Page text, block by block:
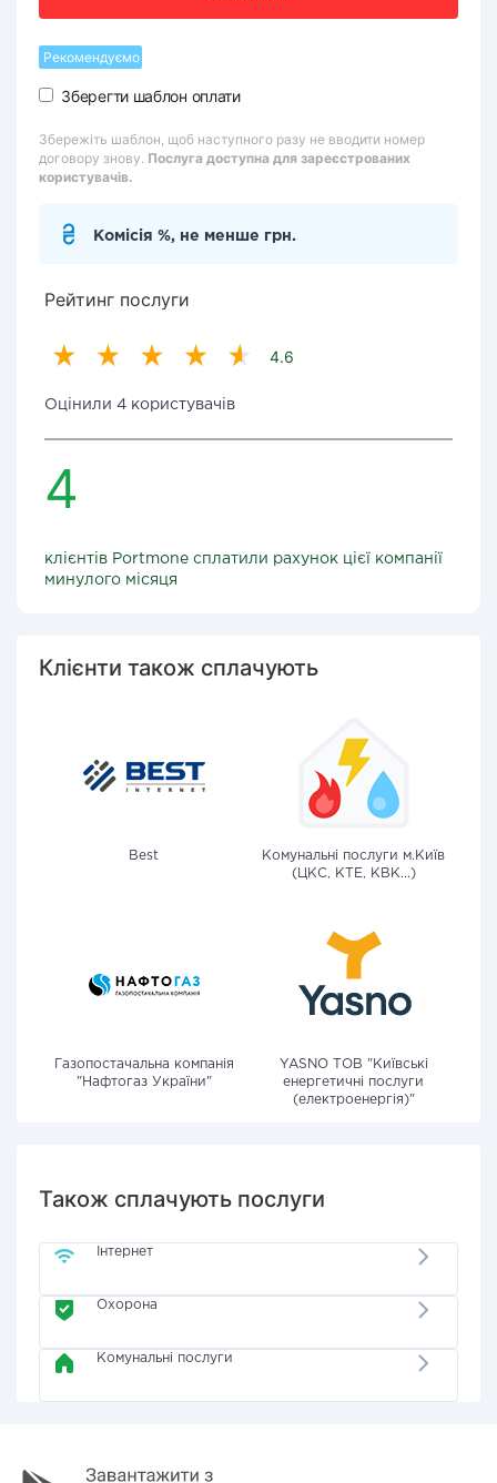
Рекомендуємо
Зберегти шаблон оплати
Збережіть шаблон, щоб наступного разу не вводити номер
договору знову. Послуга доступна для зареєстрованих
користувачів.
Комісія %, не менше грн.
Рейтинг послуги
4.6
Оцінили 4 користувачів
4
клієнтів Portmone сплатили рахунок цієї компанії
минулого місяця
Клієнти також сплачують
Best
Комунальні послуги м.Київ
(ЦКС, КТЕ, КВК...)
Газопостачальна компанія
"Нафтогаз України"
YASNO ТОВ "Київські
енергетичні послуги
(електроенергія)"
Також сплачують послуги
Інтернет
Охорона
Комунальні послуги